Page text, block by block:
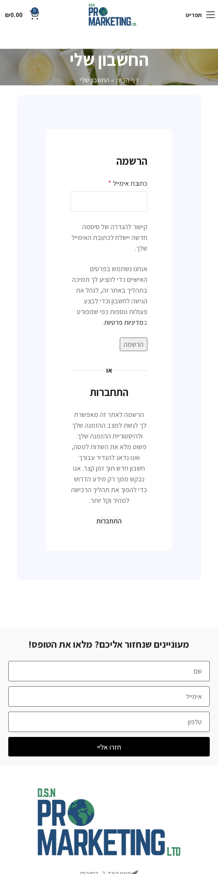
תפריט 0
₪0.00
החשבון שלי
דף הבית » החשבון שלי
הרשמה
כתובת אימייל *
קישור להגדרה של סיסמה
חדשה יישלח לכתובת האימייל
שלך.
אנחנו נשתמש בפרטים
האישיים כדי להציע לך תמיכה
בתהליך באתר זה, לנהל את
הגישה לחשבון וכדי לבצע
פעולות נוספות כפי שמפורט
במדיניות פרטיות.
הרשמה
או
התחברות
הרשמה לאתר זה מאפשרת
לך לגשת למצב ההזמנה שלך
ולהיסטוריית ההזמנה שלך.
פשוט מלא את השדות למטה,
ואנו נדאג להגדיר עבורך
חשבון חדש תוך זמן קצר. אנו
נבקש ממך רק מידע הדרוש
כדי להפוך את תהליך הרכישה
למהיר וקל יותר.
התחברות
מעוניינים שנחזור אליכם? מלאו את הטופס!
חזרו אליי